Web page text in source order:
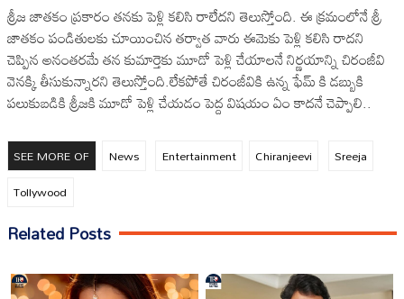
శ్రీజ జాతకం ప్రకారం తనకు పెళ్లి కలిసి రాలేదని తెలుస్తోంది. ఈ క్రమంలోనే శ్రీ
జాతకం పండితులకు చూయించిన తర్వాత వారు ఈమెకు పెళ్లి కలిసి రాదని
చెప్పిన అనంతరమే తన కుమార్తెకు మూడో పెళ్లి చేయాలనే నిర్ణయాన్ని చిరంజీవి
వెనక్కి తీసుకున్నారని తెలుస్తోంది.లేకపోతే చిరంజీవికి ఉన్న ఫేమ్ కి డబ్బుకి
పలుకుబడికి శ్రీజకి మూడో పెళ్లి చేయడం పెద్ద విషయం ఏం కాదనే చెప్పాలి..
SEE MORE OF News Entertainment Chiranjeevi
Sreeja
Tollywood
Related Posts